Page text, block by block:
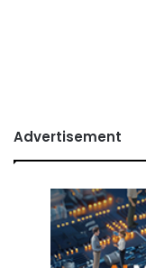
Advertisement